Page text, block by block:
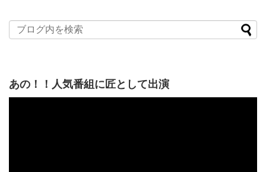
あの！！人気番組に匠として出演